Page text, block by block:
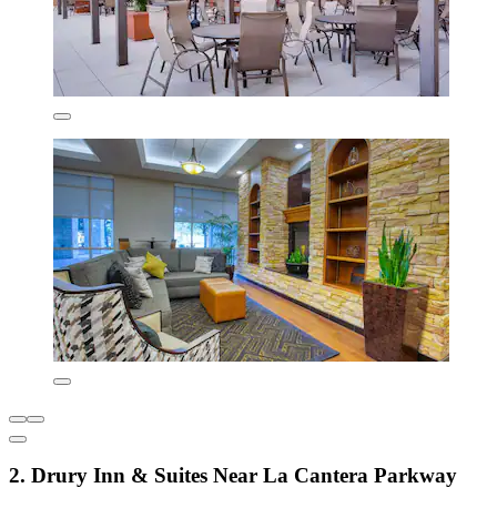
2. Drury Inn & Suites Near La Cantera Parkway